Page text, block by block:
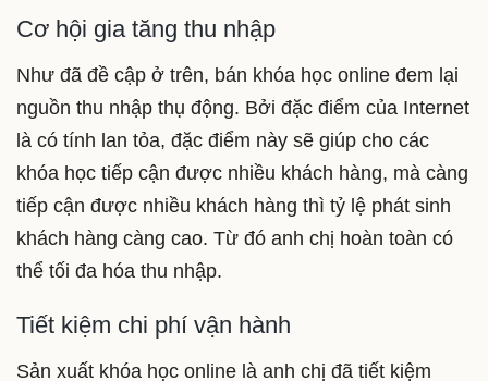
Cơ hội gia tăng thu nhập
Như đã đề cập ở trên, bán khóa học online đem lại
nguồn thu nhập thụ động. Bởi đặc điểm của Internet
là có tính lan tỏa, đặc điểm này sẽ giúp cho các
khóa học tiếp cận được nhiều khách hàng, mà càng
tiếp cận được nhiều khách hàng thì tỷ lệ phát sinh
khách hàng càng cao. Từ đó anh chị hoàn toàn có
thể tối đa hóa thu nhập.
Tiết kiệm chi phí vận hành
Sản xuất khóa học online là anh chị đã tiết kiệm